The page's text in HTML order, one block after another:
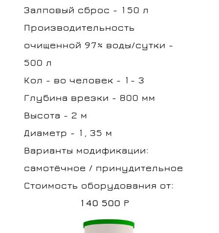
Залповый сброс - 150 л
Производительность
очищенной 97% воды/сутки -
500 л
Кол - во человек - 1- 3
Глубина врезки - 800 мм
Высота - 2 м
Диаметр - 1, 35 м
Варианты модификации:
самотёчное / принудительное
Стоимость оборудования от:
140 500 Р